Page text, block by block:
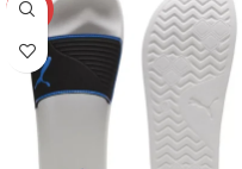
-23%